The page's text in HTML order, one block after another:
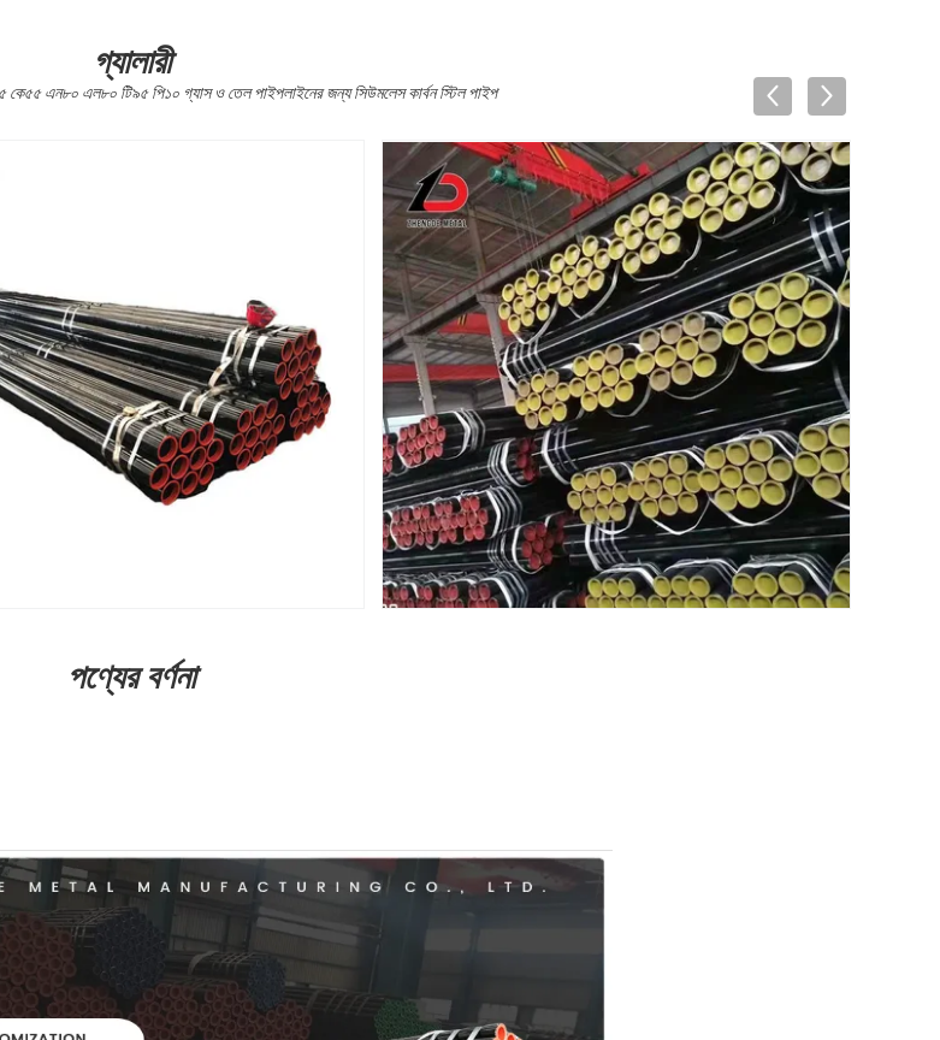
গ্যালারী
এন৮০ এল৮০ টি৯৫ পি১০ গ্যাস ও তেল পাইপলাইনের জন্য সিউমলেস কার্বন স্টিল পাইপ
পণ্যের বর্ণনা